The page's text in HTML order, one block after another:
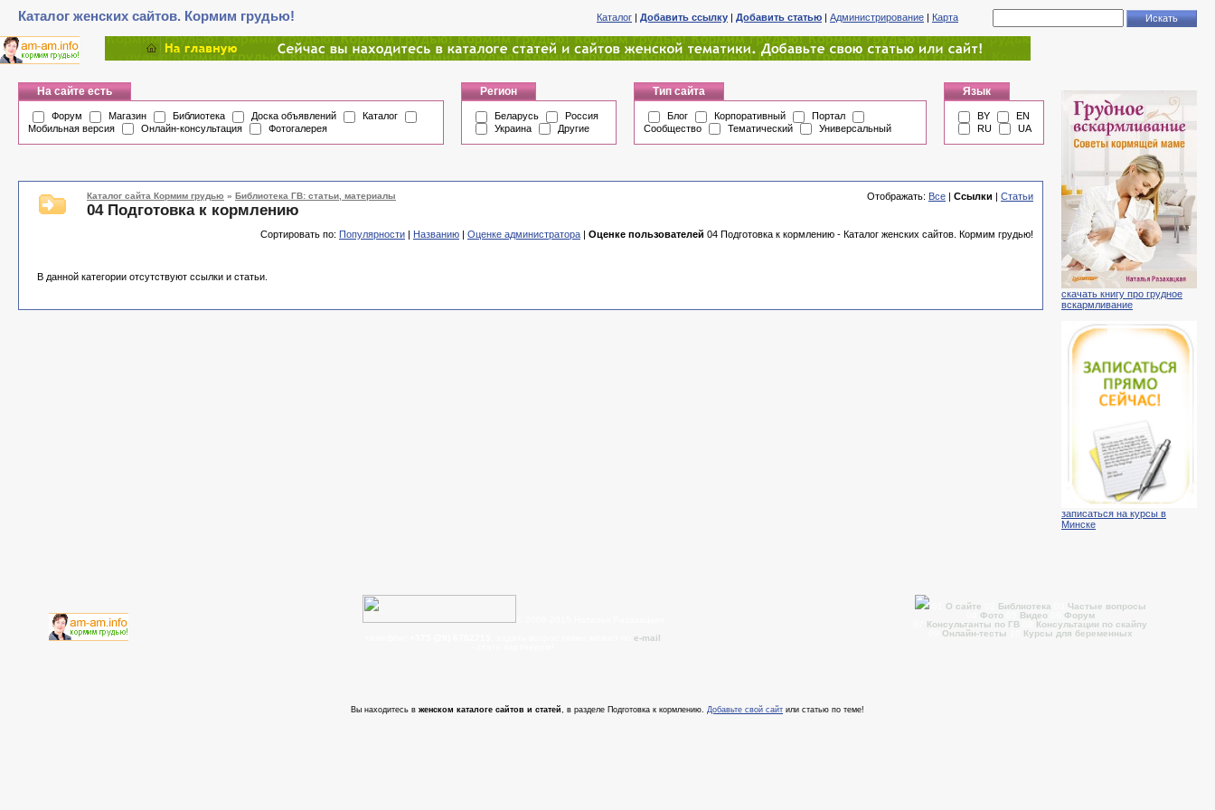
Каталог женских сайтов. Кормим грудью! Каталог | Добавить ссылку | Добавить статью | Администрирование | Карта
На сайте есть
Форум Магазин Библиотека Доска объявлений
Каталог
Мобильная версия
Онлайн-консультация Фотогалерея
Регион
Беларусь
Россия
Украина
Другие
Тип сайта
Блог Корпоративный
Портал
Сообщество
Тематический Универсальный
Язык
BY
EN
RU
UA
Каталог сайта Кормим грудью » Библиотека ГВ: статьи, материалы Отображать: Все | Ссылки | Статьи
04 Подготовка к кормлению
Сортировать по: Популярности | Названию | Оценке администратора | Оценке пользователей 04 Подготовка к кормлению - Каталог женских сайтов. Кормим грудью!
В данной категории отсутствуют ссылки и статьи.
скачать книгу про грудное
вскармливание
записаться на курсы в
Минске
e-mail
01 О сайте Библиотека
Частые вопросы
Фото05 Видео06 Форум
Консультанты по ГВ
Консультации по скайпу
Онлайн-тесты Курсы для беременных
Вы находитесь в женском каталоге сайтов и статей, в разделе Подготовка к кормлению. Добавьте свой сайт или статью по теме!